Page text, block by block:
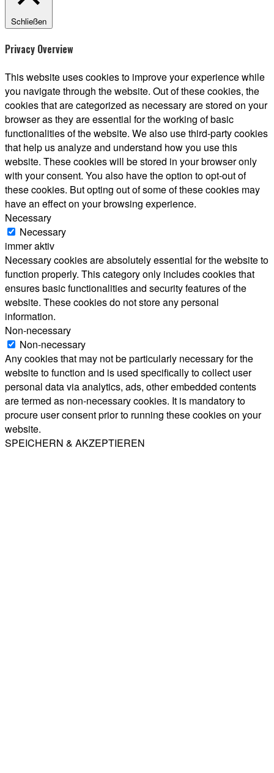
Schließen
Privacy Overview
This website uses cookies to improve your experience while
you navigate through the website. Out of these cookies, the
cookies that are categorized as necessary are stored on your
browser as they are essential for the working of basic
functionalities of the website. We also use third-party cookies
that help us analyze and understand how you use this
website. These cookies will be stored in your browser only
with your consent. You also have the option to opt-out of
these cookies. But opting out of some of these cookies may
have an effect on your browsing experience.
Necessary
Necessary
immer aktiv
Necessary cookies are absolutely essential for the website to
function properly. This category only includes cookies that
ensures basic functionalities and security features of the
website. These cookies do not store any personal
information.
Non-necessary
Non-necessary
Any cookies that may not be particularly necessary for the
website to function and is used specifically to collect user
personal data via analytics, ads, other embedded contents
are termed as non-necessary cookies. It is mandatory to
procure user consent prior to running these cookies on your
website.
SPEICHERN & AKZEPTIEREN